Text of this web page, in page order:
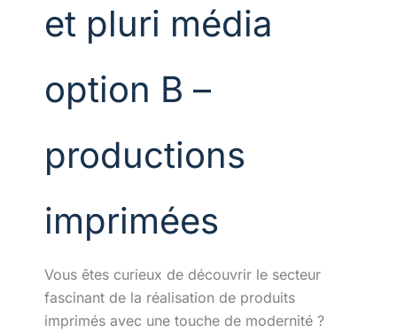
et pluri média
option B –
productions
imprimées
Vous êtes curieux de découvrir le secteur
fascinant de la réalisation de produits
imprimés avec une touche de modernité ?